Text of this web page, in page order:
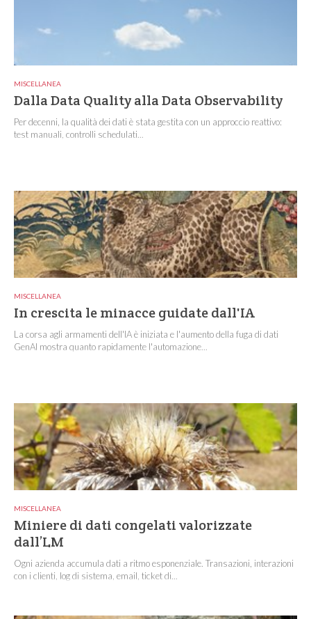
MISCELLANEA
Dalla Data Quality alla Data Observability
Per decenni, la qualità dei dati è stata gestita con un approccio reattivo:
test manuali, controlli schedulati...
MISCELLANEA
In crescita le minacce guidate dall'IA
La corsa agli armamenti dell'IA è iniziata e l'aumento della fuga di dati
GenAI mostra quanto rapidamente l'automazione...
MISCELLANEA
Miniere di dati congelati valorizzate
dall’LM
Ogni azienda accumula dati a ritmo esponenziale. Transazioni, interazioni
con i clienti, log di sistema, email, ticket di...